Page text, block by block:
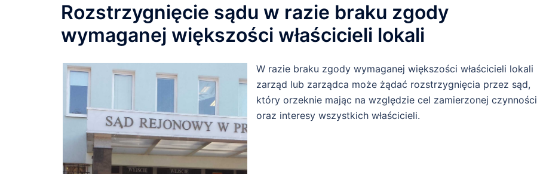
Rozstrzygnięcie sądu w razie braku zgody
wymaganej większości właścicieli lokali
W razie braku zgody wymaganej większości właścicieli lokali
zarząd lub zarządca może żądać rozstrzygnięcia przez sąd,
który orzeknie mając na względzie cel zamierzonej czynności
oraz interesy wszystkich właścicieli.